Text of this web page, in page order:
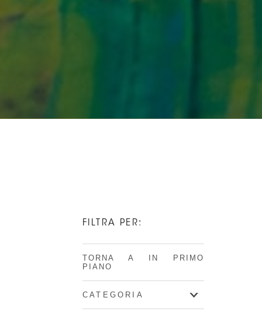
FILTRA PER:
TORNA A IN PRIMO
PIANO
CATEGORIA